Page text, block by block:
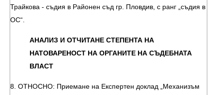
Трайкова - съдия в Районен съд гр. Пловдив, с ранг „съдия в
ОС“.
АНАЛИЗ И ОТЧИТАНЕ СТЕПЕНТА НА
НАТОВАРЕНОСТ НА ОРГАНИТЕ НА СЪДЕБНАТА
ВЛАСТ
8. ОТНОСНО: Приемане на Експертен доклад „Механизъм